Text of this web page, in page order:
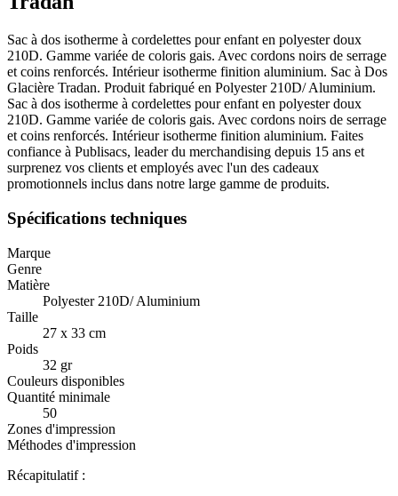
Sac à dos isotherme à cordelettes pour enfant en polyester doux
210D. Gamme variée de coloris gais. Avec cordons noirs de serrage
et coins renforcés. Intérieur isotherme finition aluminium. Sac à Dos
Glacière Tradan. Produit fabriqué en Polyester 210D/ Aluminium.
Sac à dos isotherme à cordelettes pour enfant en polyester doux
210D. Gamme variée de coloris gais. Avec cordons noirs de serrage
et coins renforcés. Intérieur isotherme finition aluminium. Faites
confiance à Publisacs, leader du merchandising depuis 15 ans et
surprenez vos clients et employés avec l'un des cadeaux
promotionnels inclus dans notre large gamme de produits.
Spécifications techniques
Marque
Genre
Matière
Polyester 210D/ Aluminium
Taille
27 x 33 cm
Poids
32 gr
Couleurs disponibles
Quantité minimale
50
Zones d'impression
Méthodes d'impression
Récapitulatif :